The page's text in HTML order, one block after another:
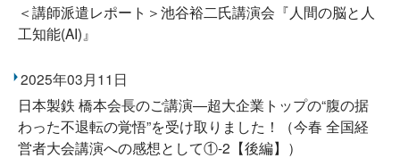
＜講師派遣レポート＞池谷裕二氏講演会『人間の脳と人
工知能(AI)』
2025年03月11日
日本製鉄 橋本会長のご講演―超大企業トップの“腹の据
わった不退転の覚悟”を受け取りました！（今春 全国経
営者大会講演への感想として①-2【後編】）